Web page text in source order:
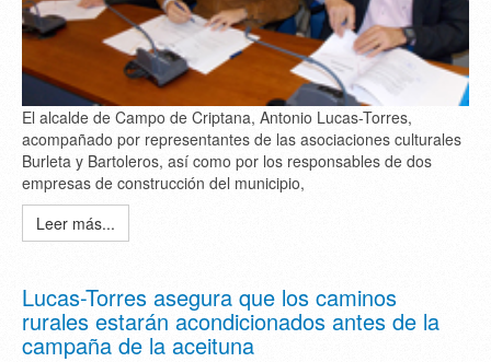
El alcalde de Campo de Criptana, Antonio Lucas-Torres,
acompañado por representantes de las asociaciones culturales
Burleta y Bartoleros, así como por los responsables de dos
empresas de construcción del municipio,
Leer más...
Lucas-Torres asegura que los caminos
rurales estarán acondicionados antes de la
campaña de la aceituna